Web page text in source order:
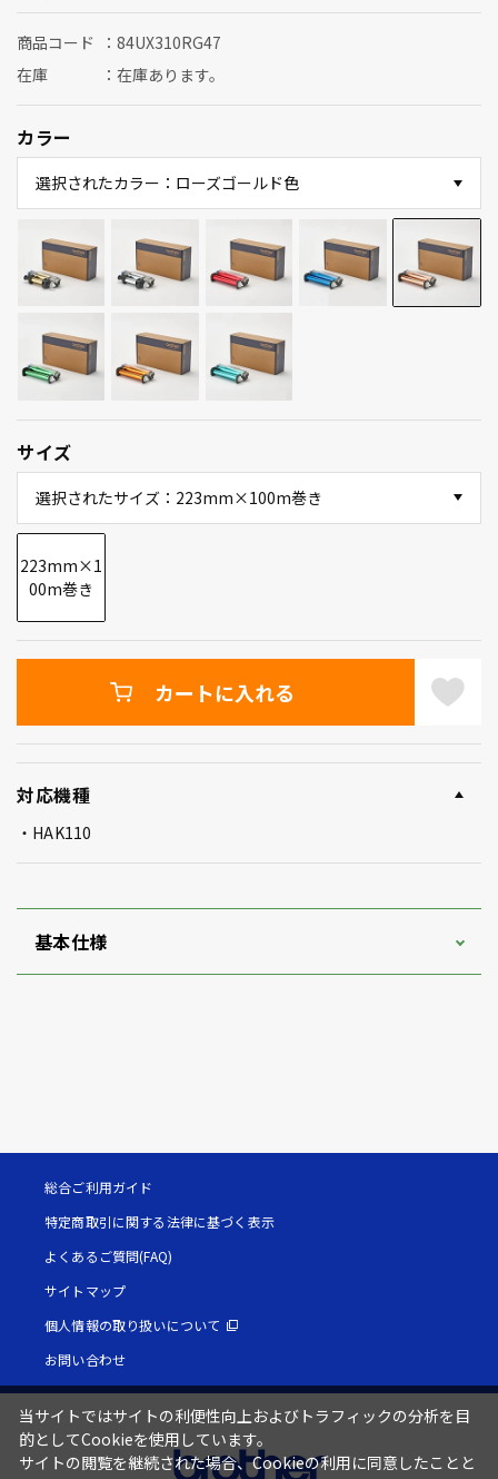
商品コード
84UX310RG47
在庫
在庫あります。
カラー
選択されたカラー：ローズゴールド色
サイズ
選択されたサイズ：223mm×100m巻き
223mm×1
00m巻き
カートに入れる
対応機種
HAK110
基本仕様
総合ご利用ガイド
特定商取引に関する法律に基づく表示
よくあるご質問(FAQ)
サイトマップ
個人情報の取り扱いについて
お問い合わせ
当サイトではサイトの利便性向上およびトラフィックの分析を目
的としてCookieを使用しています。
サイトの閲覧を継続された場合、Cookieの利用に同意したことと